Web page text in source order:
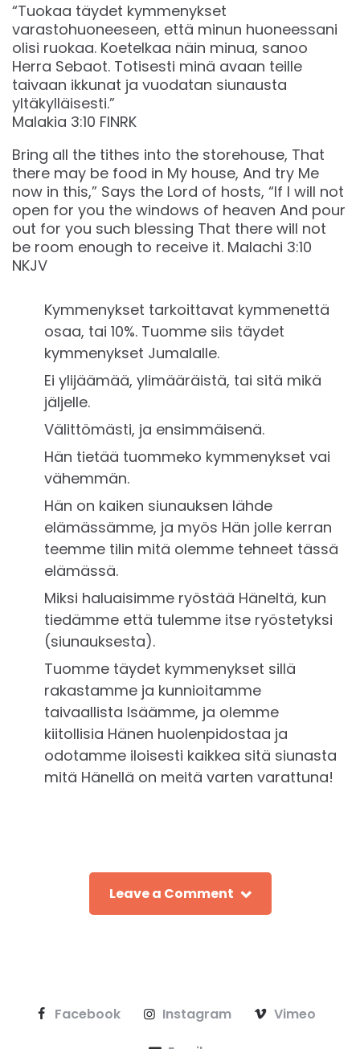
“Tuokaa täydet kymmenykset
varastohuoneeseen, että minun huoneessani
olisi ruokaa. Koetelkaa näin minua, sanoo
Herra Sebaot. Totisesti minä avaan teille
taivaan ikkunat ja vuodatan siunausta
yltäkylläisesti.”
‭‭Malakia‬ ‭3‬:‭10‬ ‭FINRK‬‬
Bring all the tithes into the storehouse, That
there may be food in My house, And try Me
now in this,” Says the Lord of hosts, “If I will not
open for you the windows of heaven And pour
out for you such blessing That there will not
be room enough to receive it. Malachi 3:10
NKJV
Kymmenykset tarkoittavat kymmenettä
osaa, tai 10%. Tuomme siis täydet
kymmenykset Jumalalle.
Ei ylijäämää, ylimääräistä, tai sitä mikä
jäljelle.
Välittömästi, ja ensimmäisenä.
Hän tietää tuommeko kymmenykset vai
vähemmän.
Hän on kaiken siunauksen lähde
elämässämme, ja myös Hän jolle kerran
teemme tilin mitä olemme tehneet tässä
elämässä.
Miksi haluaisimme ryöstää Häneltä, kun
tiedämme että tulemme itse ryöstetyksi
(siunauksesta).
Tuomme täydet kymmenykset sillä
rakastamme ja kunnioitamme
taivaallista Isäämme, ja olemme
kiitollisia Hänen huolenpidostaa ja
odotamme iloisesti kaikkea sitä siunasta
mitä Hänellä on meitä varten varattuna!
Leave a Comment
Facebook Instagram Vimeo